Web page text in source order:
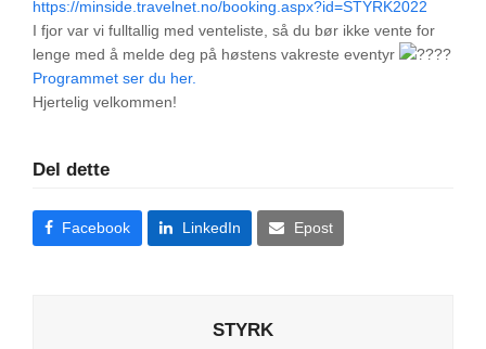
https://minside.travelnet.no/booking.aspx?id=STYRK2022
I fjor var vi fulltallig med venteliste, så du bør ikke vente for
lenge med å melde deg på høstens vakreste eventyr
Programmet ser du her.
Hjertelig velkommen!
Del dette
Facebook LinkedIn Epost
STYRK